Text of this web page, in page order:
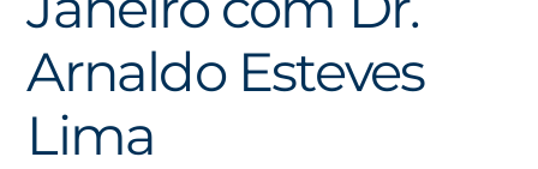
Arnaldo Esteves
Lima